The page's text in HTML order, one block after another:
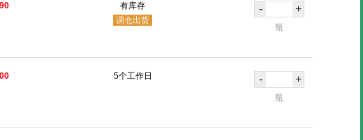
有库存
调仓出货
- +
瓶
5个工作日 - +
瓶